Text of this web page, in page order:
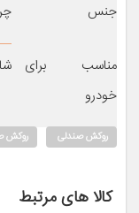
جنس
مناسب برای
خودرو
روکش صندلی روکش
کالا های مرتبط